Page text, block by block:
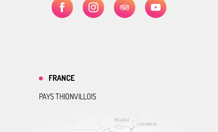
BELGIQUE
LUXEMBOURG
FRANCE
PAYS THIONVILLOIS